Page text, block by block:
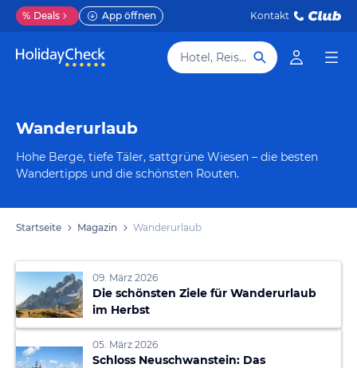
% Deals App öffnen Kontakt
Hotel, Reiseziel
Wanderurlaub
Hohe Berge, tiefe Täler, sattgrüne Wiesen – die besten
Wandertipps und die schönsten Routen.
Startseite Magazin Wanderurlaub
09. März 2026
Die schönsten Ziele für Wanderurlaub
im Herbst
05. März 2026
Schloss Neuschwanstein: Das